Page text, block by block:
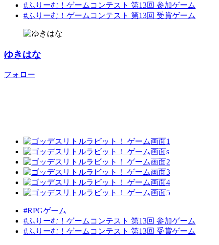
#ふりーむ！ゲームコンテスト 第13回 参加ゲーム
#ふりーむ！ゲームコンテスト 第13回 受賞ゲーム
ゆきはな
フォロー
#RPGゲーム
#ふりーむ！ゲームコンテスト 第13回 参加ゲーム
#ふりーむ！ゲームコンテスト 第13回 受賞ゲーム